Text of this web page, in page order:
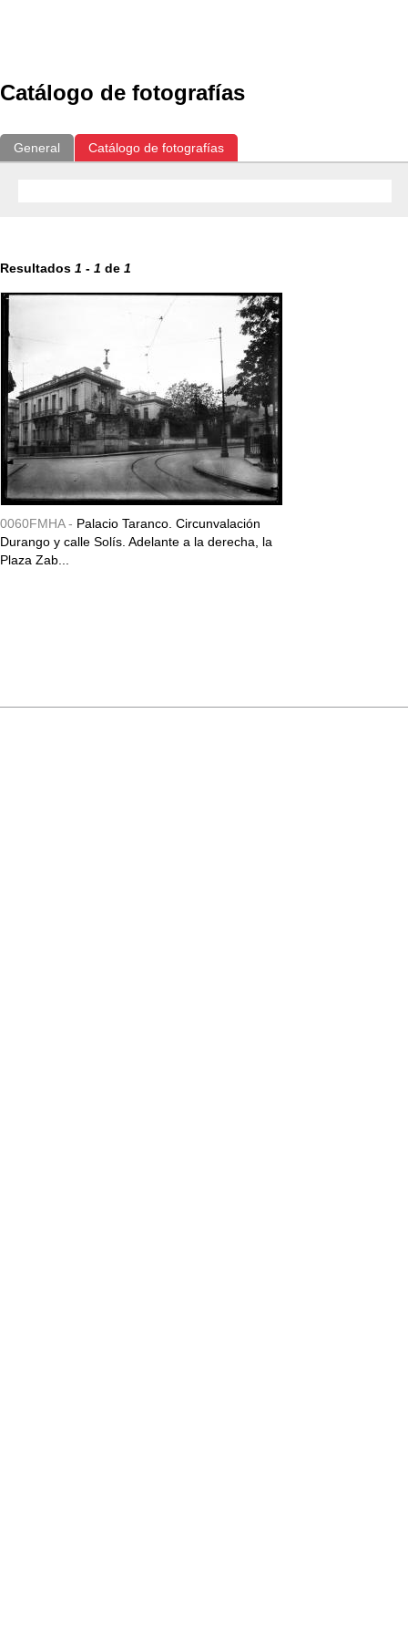
Catálogo de fotografías
General Catálogo de fotografías
Resultados 1 - 1 de 1
0060FMHA - Palacio Taranco. Circunvalación
Durango y calle Solís. Adelante a la derecha, la
Plaza Zab...